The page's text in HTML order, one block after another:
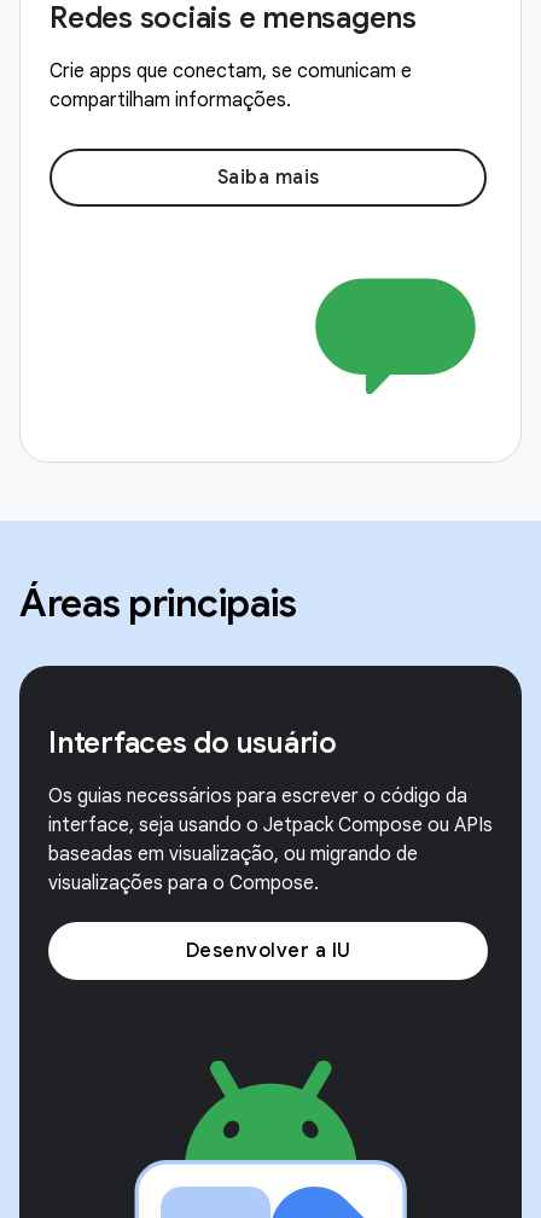
Redes sociais e mensagens
Crie apps que conectam, se comunicam e
compartilham informações.
Saiba mais
Áreas principais
Interfaces do usuário
Os guias necessários para escrever o código da
interface, seja usando o Jetpack Compose ou APIs
baseadas em visualização, ou migrando de
visualizações para o Compose.
Desenvolver a IU